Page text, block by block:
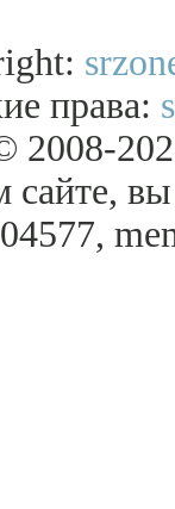
права:
2008-
сайте,